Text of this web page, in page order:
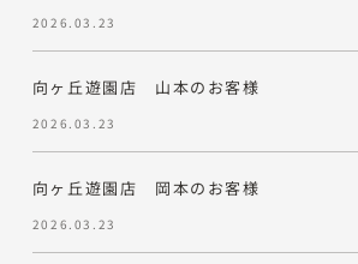
2026.03.23
向ヶ丘遊園店 山本のお客様
2026.03.23
向ヶ丘遊園店 岡本のお客様
2026.03.23